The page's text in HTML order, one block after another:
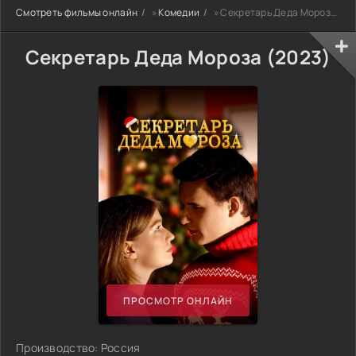
Смотреть фильмы онлайн »Комедии » Секретарь Деда Мороза (2023)
Секретарь Деда Мороза (2023)
ПРОСМОТР ОНЛАЙН
Производство: Россия